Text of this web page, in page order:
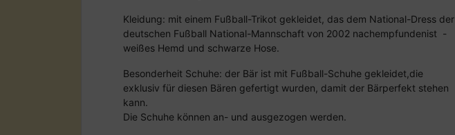
Kleidung: mit einem Fußball-Trikot gekleidet, das dem National-Dress der
deutschen Fußball National-Mannschaft von 2002 nachempfundenist -
weißes Hemd und schwarze Hose.
Besonderheit Schuhe: der Bär ist mit Fußball-Schuhe gekleidet,die
exklusiv für diesen Bären gefertigt wurden, damit der Bärperfekt stehen
kann.
Die Schuhe können an- und ausgezogen werden.